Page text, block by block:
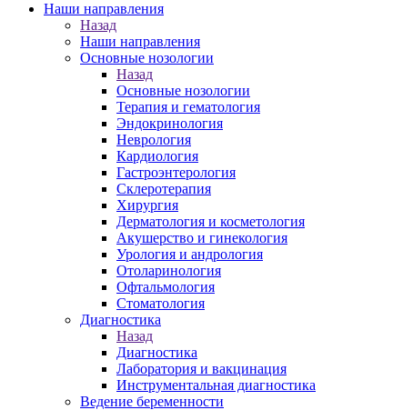
Наши направления
Назад
Наши направления
Основные нозологии
Назад
Основные нозологии
Терапия и гематология
Эндокринология
Неврология
Кардиология
Гастроэнтерология
Склеротерапия
Хирургия
Дерматология и косметология
Акушерство и гинекология
Урология и андрология
Отоларинология
Офтальмология
Стоматология
Диагностика
Назад
Диагностика
Лаборатория и вакцинация
Инструментальная диагностика
Ведение беременности